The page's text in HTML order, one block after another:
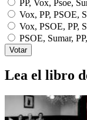
PP, Vox, Psoe,
Vox, PP, PSOE,
Vox, PSOE, PP,
PSOE, Sumar,
Lea el libro